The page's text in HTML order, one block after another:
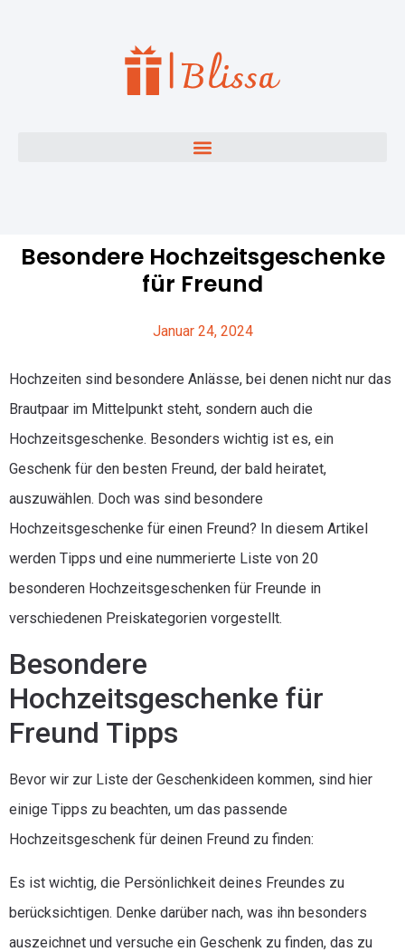
Besondere Hochzeitsgeschenke
für Freund
Januar 24, 2024
Hochzeiten sind besondere Anlässe, bei denen nicht nur das
Brautpaar im Mittelpunkt steht, sondern auch die
Hochzeitsgeschenke. Besonders wichtig ist es, ein
Geschenk für den besten Freund, der bald heiratet,
auszuwählen. Doch was sind besondere
Hochzeitsgeschenke für einen Freund? In diesem Artikel
werden Tipps und eine nummerierte Liste von 20
besonderen Hochzeitsgeschenken für Freunde in
verschiedenen Preiskategorien vorgestellt.
Besondere
Hochzeitsgeschenke für
Freund Tipps
Bevor wir zur Liste der Geschenkideen kommen, sind hier
einige Tipps zu beachten, um das passende
Hochzeitsgeschenk für deinen Freund zu finden:
Es ist wichtig, die Persönlichkeit deines Freundes zu
berücksichtigen. Denke darüber nach, was ihn besonders
auszeichnet und versuche ein Geschenk zu finden, das zu